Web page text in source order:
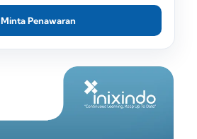
Minta Penawaran